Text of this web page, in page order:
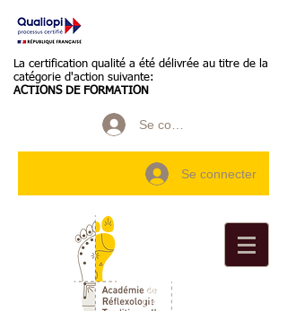
La certification qualité a été délivrée au titre de la
catégorie d'action suivante:
ACTIONS DE FORMATION
Se connecter
Se connecter
Organisme Formation
OF n°